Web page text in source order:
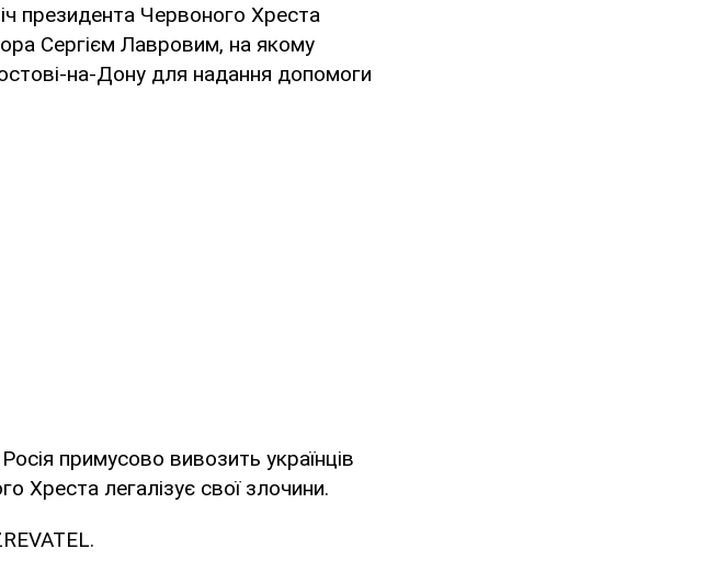
президента Червоного Хреста
Сергієм Лавровим, на якому
на-Дону для надання допомоги
примусово вивозить українців
Хреста легалізує свої злочини.